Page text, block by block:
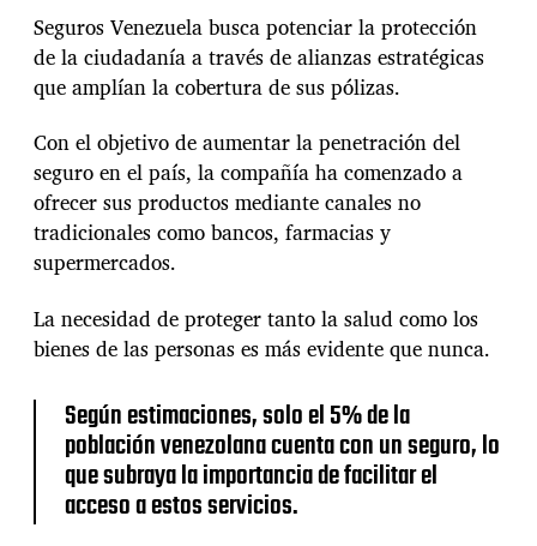
d
e
l
a
e
n
t
r
a
d
a
e
g
u
r
s
V
e
n
e
e
l
a
u
i
e
r
e
a
Seguros Venezuela busca potenciar la protección
de la ciudadanía a través de alianzas estratégicas
que amplían la cobertura de sus pólizas.
Con el objetivo de aumentar la penetración del
seguro en el país, la compañía ha comenzado a
ofrecer sus productos mediante canales no
tradicionales como bancos, farmacias y
supermercados.
La necesidad de proteger tanto la salud como los
bienes de las personas es más evidente que nunca.
Según estimaciones, solo el 5% de la
población venezolana cuenta con un seguro, lo
que subraya la importancia de facilitar el
acceso a estos servicios.